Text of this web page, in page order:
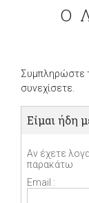
Ο
Συμπληρώστε
συνεχίσετε.
Είμαι ήδη
Αν έχετε
παρακάτω
Email :